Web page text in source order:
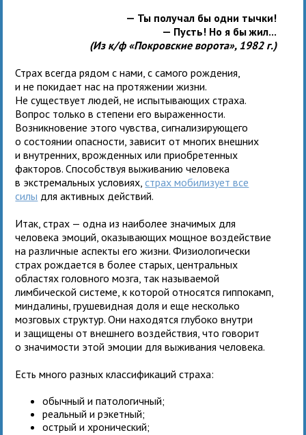
— Ты получал бы одни тычки!
— Пусть! Но я бы жил...
(Из к/ф «Покровские ворота», 1982 г.)
Страх всегда рядом с нами, с самого рождения,
и не покидает нас на протяжении жизни.
Не существует людей, не испытывающих страха.
Вопрос только в степени его выраженности.
Возникновение этого чувства, сигнализирующего
о состоянии опасности, зависит от многих внешних
и внутренних, врожденных или приобретенных
факторов. Способствуя выживанию человека
в экстремальных условиях,страх мобилизует все
силы для активных действий.
Итак, страх — одна из наиболее значимых для
человека эмоций, оказывающих мощное воздействие
на различные аспекты его жизни. Физиологически
страх рождается в более старых, центральных
областях головного мозга, так называемой
лимбической системе, к которой относятся гиппокамп,
миндалины, грушевидная доля и еще несколько
мозговых структур. Они находятся глубоко внутри
и защищены от внешнего воздействия, что говорит
о значимости этой эмоции для выживания человека.
Есть много разных классификаций страха:
обычный и патологичный;
реальный и рэкетный;
острый и хронический;